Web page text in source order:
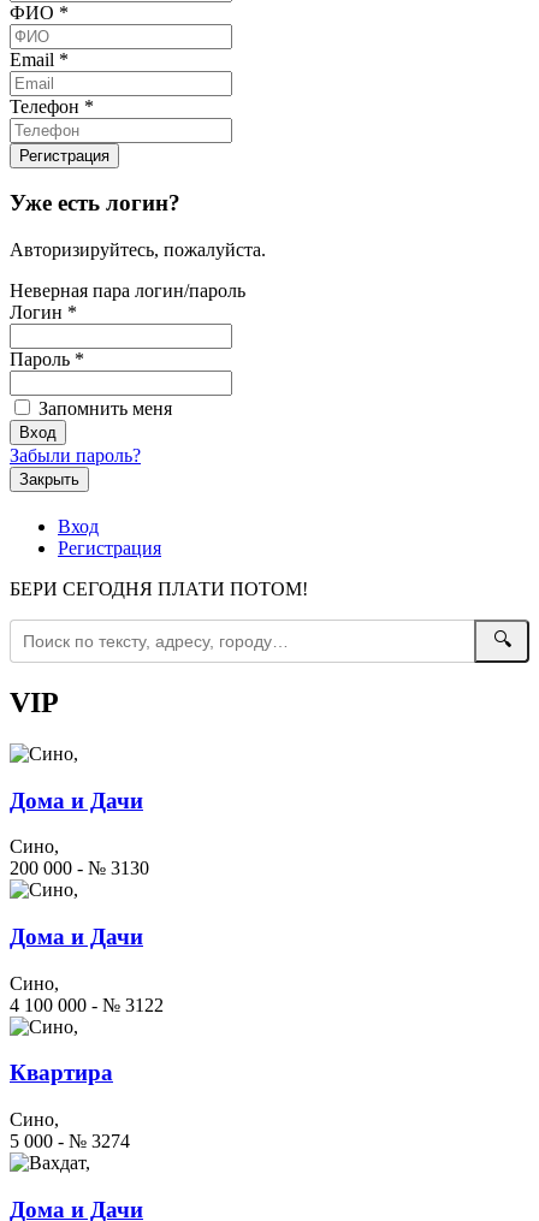
ФИО *
Email *
Телефон *
Уже есть логин?
Авторизируйтесь, пожалуйста.
Неверная пара логин/пароль
Логин *
Пароль *
Запомнить меня
Забыли пароль?
Закрыть
Вход
Регистрация
БЕРИ СЕГОДНЯ ПЛАТИ ПОТОМ!
🔍
VIP
Дома и Дачи
Сино,
200 000 - № 3130
Дома и Дачи
Сино,
4 100 000 - № 3122
Квартира
Сино,
5 000 - № 3274
Дома и Дачи